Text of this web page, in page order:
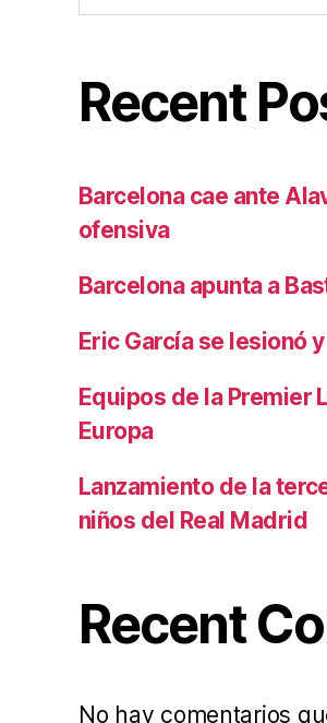
Recent
Barcelona cae ante
ofensiva
Barcelona apunta a
Eric García se lesionó
Equipos de la Premier
Europa
Lanzamiento de la
niños del Real Madrid
Recent
No hay comentarios